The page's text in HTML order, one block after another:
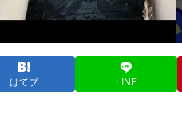
はてブ LINE